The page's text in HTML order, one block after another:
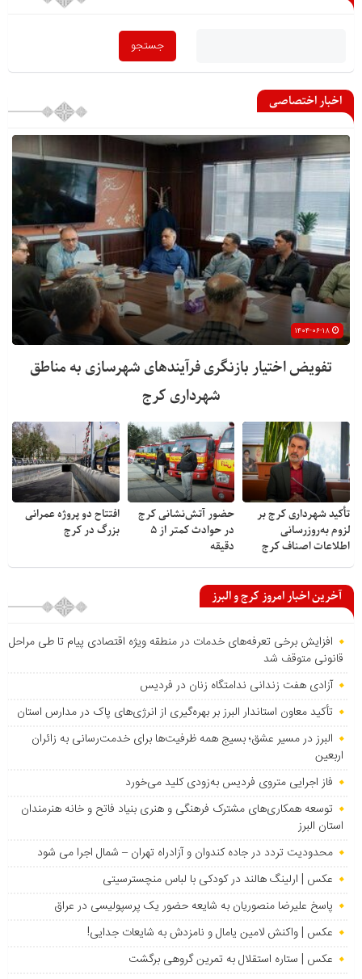
اخبار اختصاصی
تفویض اختیار بازنگری فرآیندهای شهرسازی به مناطق
شهرداری کرج
تأکید شهرداری کرج بر
لزوم به‌روزرسانی
اطلاعات اصناف کرج
حضور آتش‌نشانی کرج
در حوادث کمتر از ۵
دقیقه
افتتاح دو پروژه عمرانی
بزرگ در کرج
آخرین اخبار امروز کرج و البرز
افزایش برخی تعرفه‌های خدمات در منطقه ویژه اقتصادی پیام تا طی مراحل
قانونی متوقف شد
آزادی هفت زندانی ندامتگاه زنان در فردیس
تأکید معاون استاندار البرز بر بهره‌گیری از انرژی‌های پاک در مدارس استان
البرز در مسیر عشق؛ بسیج همه ظرفیت‌ها برای خدمت‌رسانی به زائران
اربعین
فاز اجرایی متروی فردیس به‌زودی کلید می‌خورد
توسعه همکاری‌های مشترک فرهنگی و هنری بنیاد فاتح و خانه هنرمندان
استان البرز
محدودیت تردد در جاده کندوان و آزادراه تهران – شمال اجرا می شود
عکس | ارلینگ هالند در کودکی با لباس منچسترسیتی
پاسخ علیرضا منصوریان به شایعه حضور یک پرسپولیسی در عراق
عکس | واکنش لامین یامال و نامزدش به شایعات جدایی!
عکس | ستاره استقلال به تمرین گروهی برگشت